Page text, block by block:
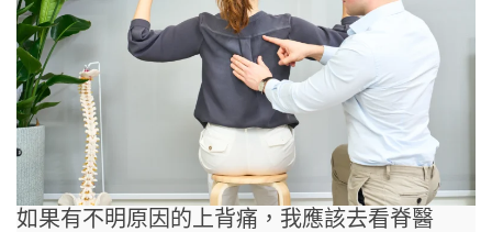
技能，甚至導致無法感知溫度變化。手部麻痺的常見原因包
括神經壓迫、血液循環不良，腕隧道症候群、頸部或脊椎的
神經壓力等情況。手部麻痺也可能由一些暫時性因素引起，
例如睡姿不當或長時間對手部施加壓力。如果手部麻痺持續
或影響到日常生活，尋求專業治療（如脊椎治療）是非常重
要的，以解決潛在原因並恢復正常功能。Agape
Chiropractic Hong Kong擁有全港最好的脊醫 (best
如果有不明原因的上背痛，我應該去看脊醫